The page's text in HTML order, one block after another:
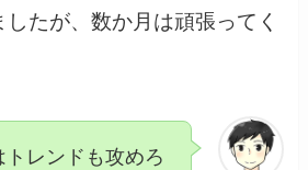
たが、数か月は頑張ってく
レンドも攻めろ